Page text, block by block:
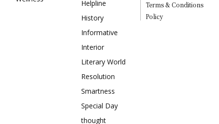
Helpline
History
Informative
Interior
Literary World
Resolution
Smartness
Special Day
thought
Terms & Conditions
Policy